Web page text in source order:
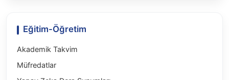
Eğitim-Öğretim
Akademik Takvim
Müfredatlar